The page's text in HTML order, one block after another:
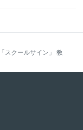
スクールサイン」 教